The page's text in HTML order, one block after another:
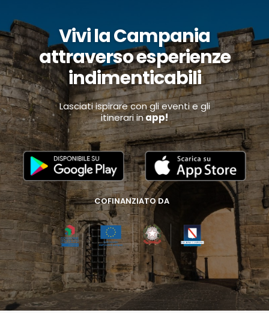
Vivi la Campania
attraverso esperienze
indimenticabili
Lasciati ispirare con gli eventi e gli
itinerari inapp!
COFINANZIATO DA